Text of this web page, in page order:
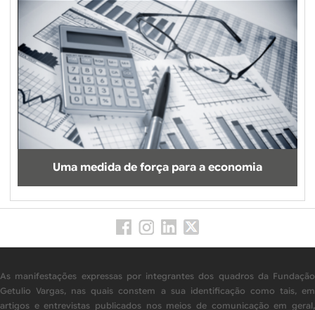
Uma medida de força para a economia
As manifestações expressas por integrantes dos quadros da Fundação
Getulio Vargas, nas quais constem a sua identificação como tais, em
artigos e entrevistas publicados nos meios de comunicação em geral,